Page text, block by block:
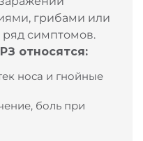
грибами или
ряд симптомов.
относятся:
носа и гнойные
боль при